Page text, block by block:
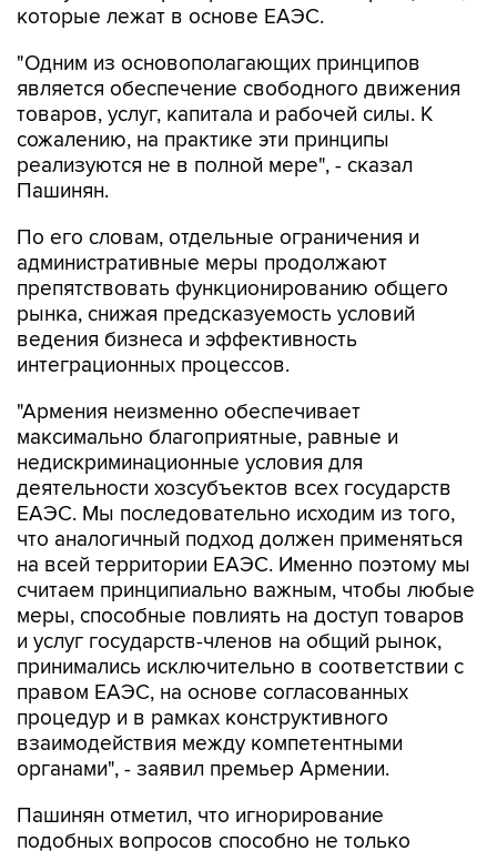
которые лежат в основе ЕАЭС.
"Одним из основополагающих принципов
является обеспечение свободного движения
товаров, услуг, капитала и рабочей силы. К
сожалению, на практике эти принципы
реализуются не в полной мере", - сказал
Пашинян.
По его словам, отдельные ограничения и
административные меры продолжают
препятствовать функционированию общего
рынка, снижая предсказуемость условий
ведения бизнеса и эффективность
интеграционных процессов.
"Армения неизменно обеспечивает
максимально благоприятные, равные и
недискриминационные условия для
деятельности хозсубъектов всех государств
ЕАЭС. Мы последовательно исходим из того,
что аналогичный подход должен применяться
на всей территории ЕАЭС. Именно поэтому мы
считаем принципиально важным, чтобы любые
меры, способные повлиять на доступ товаров
и услуг государств-членов на общий рынок,
принимались исключительно в соответствии с
правом ЕАЭС, на основе согласованных
процедур и в рамках конструктивного
взаимодействия между компетентными
органами", - заявил премьер Армении.
Пашинян отметил, что игнорирование
подобных вопросов способно не только